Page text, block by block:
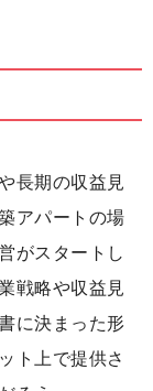
長期の収益見
アパートの場
がスタートし
戦略や収益見
に決まった形
ト上で提供さ